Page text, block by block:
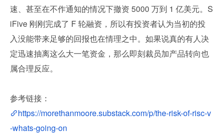
速、甚至在不作通知的情况下撤资 5000 万到 1 亿美元。S
iFive 刚刚完成了 F 轮融资，所以有投资者认为当初的投
入没能带来足够的回报也在情理之中。如果说真的有人决
定迅速抽离这么大一笔资金，那么即刻裁员加产品转向也
属合理反应。
参考链接：
https://morethanmoore.substack.com/p/the-risk-of-risc-v
-whats-going-on